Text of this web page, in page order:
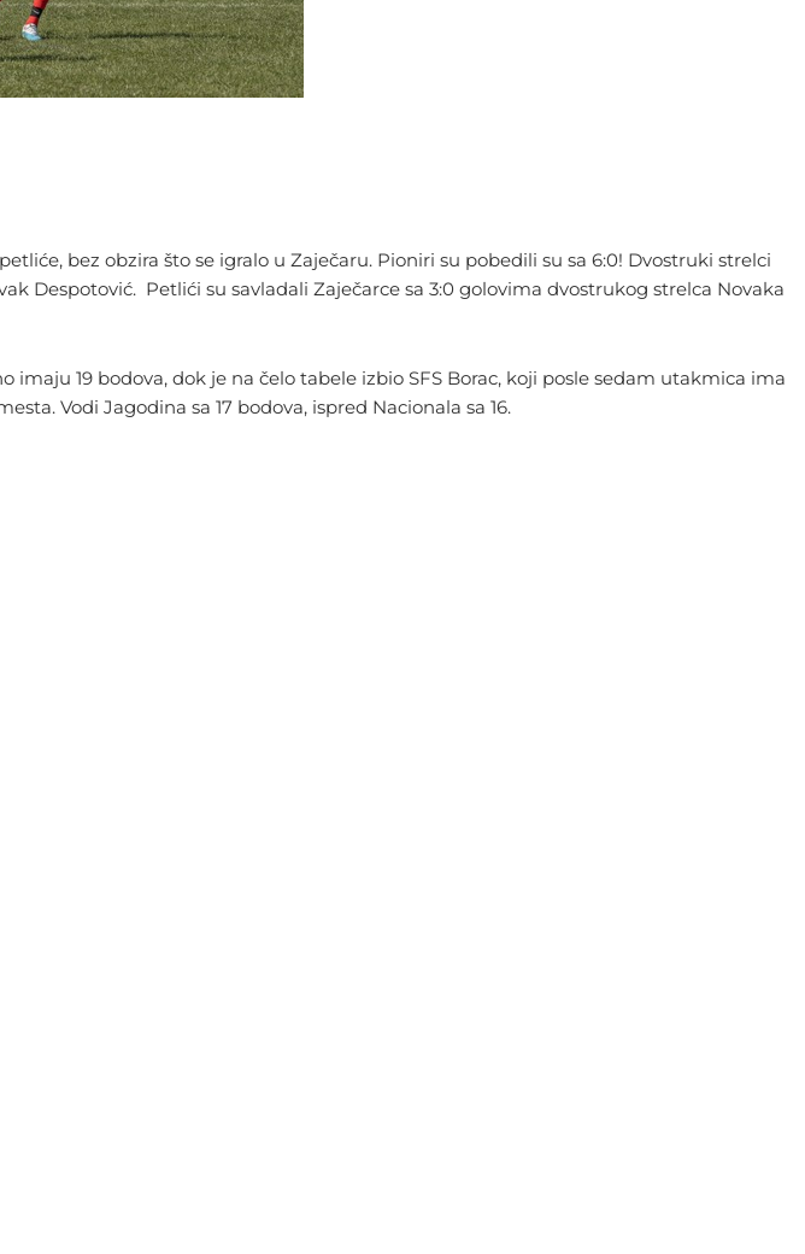
bez obzira što se igralo u Zaječaru. Pioniri su pobedili su sa 6:0! Dvostruki strelci
Despotović. Petlići su savladali Zaječarce sa 3:0 golovima dvostrukog strelca Novaka
19 bodova, dok je na čelo tabele izbio SFS Borac, koji posle sedam utakmica ima
Vodi Jagodina sa 17 bodova, ispred Nacionala sa 16.